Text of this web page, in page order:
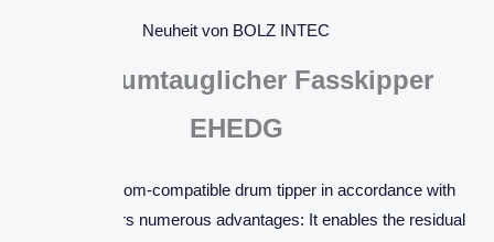
Neuheit von BOLZ INTEC
Reinraumtauglicher Fasskipper
EHEDG
The cleanroom-compatible drum tipper in accordance with
EHEDG offers numerous advantages: It enables the residual